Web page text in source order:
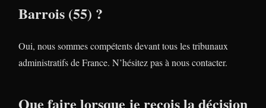
Barrois (55) ?
Oui, nous sommes compétents devant tous les tribunaux
administratifs de France. N’hésitez pas à nous contacter.
Que faire lorsque je reçois la décision